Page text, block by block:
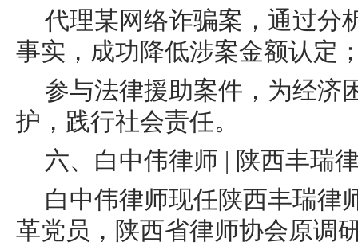
代理某网络诈骗案，通过分
事实，成功降低涉案金额认定
参与法律援助案件，为经济
护，践行社会责任。
六、白中伟律师 | 陕西丰瑞
白中伟律师现任陕西丰瑞律
革党员，陕西省律师协会原调